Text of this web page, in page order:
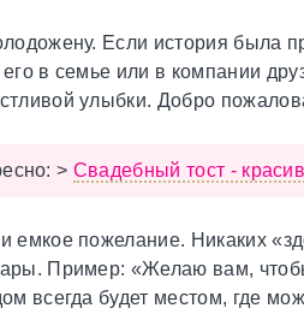
Если история была
его в семье или в компании
улыбки. Добро
> Свадебный тост -
емкое пожелание. Никаких
Пример: «Желаю вам,
всегда будет местом, где